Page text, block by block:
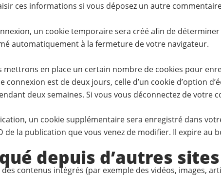
ces informations si vous déposez un autre
un cookie temporaire sera créé afin de
automatiquement à la fermeture de votre navigateur.
mettrons en place un certain nombre de cookies pour
connexion est de deux jours, celle d’un cookie d’option
deux semaines. Si vous vous déconnectez de votre
un cookie supplémentaire sera enregistré dans
de la publication que vous venez de modifier. Il expire au
depuis d’autres sites
contenus intégrés (par exemple des vidéos, images,